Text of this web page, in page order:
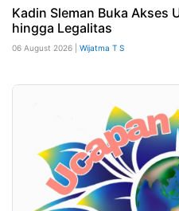
Kadin Sleman Buka Akses
hingga Legalitas
06 August 2026 | Wijatma T S